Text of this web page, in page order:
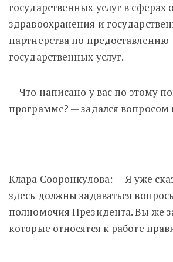
государственных услуг в сферах
здравоохранения и
партнерства по предоставлению
государственных услуг.
— Что написано у вас по этому
программе? — задался
Клара Сооронкулова: — Я уже
здесь должны задаваться
полномочия Президента. Вы же
которые относятся к работе